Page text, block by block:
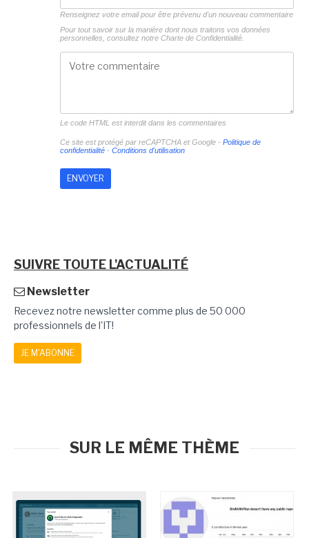
Renseignez votre email pour être prévenu d'un nouveau commentaire
Pour tout savoir sur la manière dont nous traitons vos données
personnelles, consultez notre Charte de Confidentialité.
Le code HTML est interdit dans les commentaires
Ce site est protégé par reCAPTCHA et Google - Politique de
confidentialité- Conditions d'utilisation
SUIVRE TOUTE L'ACTUALITÉ
Newsletter
Recevez notre newsletter comme plus de 50 000
professionnels de l'IT!
JE M'ABONNE
SUR LE MÊME THÈME